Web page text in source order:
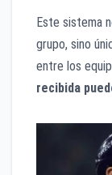
Este sistema
grupo, sino
entre los
recibida